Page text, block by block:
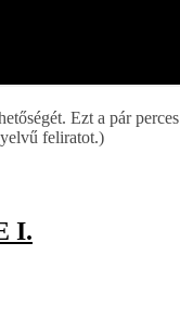
Ezt a pár perces
feliratot.)
I.